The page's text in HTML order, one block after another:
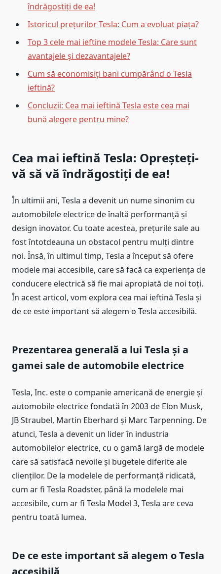
îndrăgostiți de ea!
Istoricul prețurilor Tesla: Cum a evoluat piața?
Top 3 cele mai ieftine modele Tesla: Care sunt
avantajele și dezavantajele?
Cum să economisiți bani cumpărând o Tesla
ieftină?
Concluzii: Cea mai ieftină Tesla este cea mai
bună alegere pentru mine?
Cea mai ieftină Tesla: Opreșteți-
vă să vă îndrăgostiți de ea!
În ultimii ani, Tesla a devenit un nume sinonim cu
automobilele electrice de înaltă performanță și
design inovator. Cu toate acestea, prețurile sale au
fost întotdeauna un obstacol pentru mulți dintre
noi. Însă, în ultimul timp, Tesla a început să ofere
modele mai accesibile, care să facă ca experiența de
conducere electrică să fie mai apropiată de noi toți.
În acest articol, vom explora cea mai ieftină Tesla și
de ce este important să alegem o Tesla accesibilă.
Prezentarea generală a lui Tesla și a
gamei sale de automobile electrice
Tesla, Inc. este o companie americană de energie și
automobile electrice fondată în 2003 de Elon Musk,
JB Straubel, Martin Eberhard și Marc Tarpenning. De
atunci, Tesla a devenit un lider în industria
automobilelor electrice, cu o gamă largă de modele
care să satisfacă nevoile și bugetele diferite ale
clienților. De la modelele de performanță ridicată,
cum ar fi Tesla Roadster, până la modelele mai
accesibile, cum ar fi Tesla Model 3, Tesla are ceva
pentru toată lumea.
De ce este important să alegem o Tesla